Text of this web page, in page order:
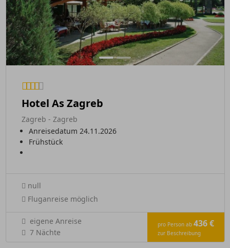
Hotel As Zagreb
Zagreb - Zagreb
Anreisedatum 24.11.2026
Frühstück
null
Fluganreise möglich
eigene Anreise
7 Nächte
pro Person ab 436 €
zur Beschreibung